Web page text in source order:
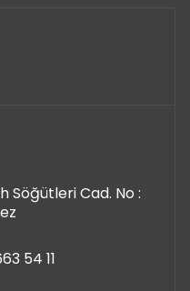
Söğütleri Cad. No :
54 11